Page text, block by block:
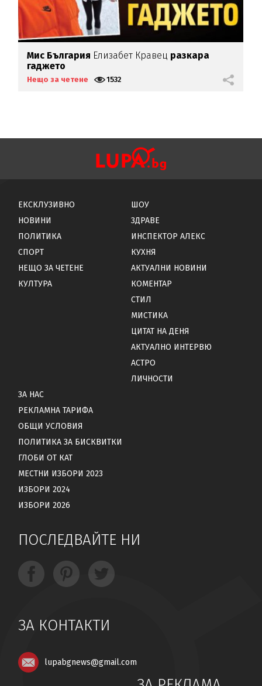
Мис България Елизабет Кравец разкара
гаджето
Нещо за четене 1532
ЕКСКЛУЗИВНО
НОВИНИ
ПОЛИТИКА
СПОРТ
НЕЩО ЗА ЧЕТЕНЕ
КУЛТУРА
ШОУ
ЗДРАВЕ
ИНСПЕКТОР АЛЕКС
КУХНЯ
АКТУАЛНИ НОВИНИ
КОМЕНТАР
СТИЛ
МИСТИКА
ЦИТАТ НА ДЕНЯ
АКТУАЛНО ИНТЕРВЮ
АСТРО
ЛИЧНОСТИ
ЗА НАС
РЕКЛАМНА ТАРИФА
ОБЩИ УСЛОВИЯ
ПОЛИТИКА ЗА БИСКВИТКИ
ГЛОБИ ОТ КАТ
МЕСТНИ ИЗБОРИ 2023
ИЗБОРИ 2024
ИЗБОРИ 2026
ПОСЛЕДВАЙТЕ НИ
ЗА КОНТАКТИ
lupabgnews@gmail.com